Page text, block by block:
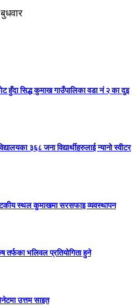
हुँदा सिद्ध कुमाख गाउँपालिका वडा नं २ का दुइ
३६८ जना विद्यार्थीहरुलाई न्यानो स्वीटर
स्थल कुमाखमा सरसफाइ व्यवस्थापन
तर्फका भलिवल प्रतियोगिता हुने
उत्तम साइत